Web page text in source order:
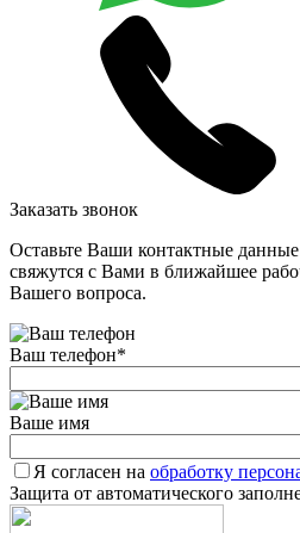
Заказать звонок
Оставьте Ваши контактные
свяжутся с Вами в ближайшее
Вашего вопроса.
Ваш телефон*
Ваше имя
Я согласен на обработку
Защита от автоматического